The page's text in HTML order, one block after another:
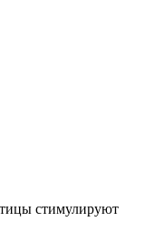
стимулируют